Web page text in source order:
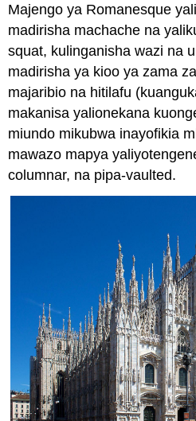
Majengo ya Romanesque
madirisha machache na
squat, kulinganisha wazi na
madirisha ya kioo ya zama
majaribio na hitilafu
makanisa yalionekana
miundo mikubwa inayofikia
mawazo mapya
columnar, na pipa-vaulted.